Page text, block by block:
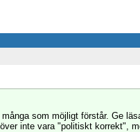
som möjligt förstår. Ge
inte vara "politiskt korrekt",